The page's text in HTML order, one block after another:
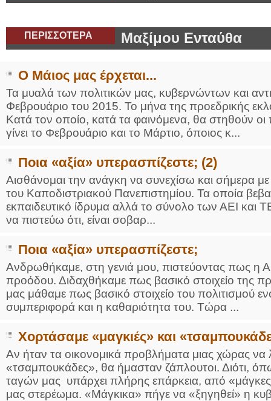
ΠΕΡΙΣΣΟΤΕΡΑ Μαξίμου Ενταύθα
Ο Μάιος μας έρχεται...
Τα μυαλά των πολιτικών μας, κυβερνώντων και
Φεβρουάριο του 2015. Το μήνα της προεδρικής
Κατά τον οποίο, κατά τα φαινόμενα, θα στηθούν
γίνει το Φεβρουάριο και το Μάρτιο, όποιος κ...
Ποια «αξία» υπερασπίζεστε; (2)
Αισθάνομαι την ανάγκη να συνεχίσω και σήμερα με
του Καποδιστριακού Πανεπιστημίου. Τα οποία
εκπαιδευτικό ίδρυμα αλλά το σύνολο των ΑΕΙ και
να πιστεύω ότι, είναι σοβαρ...
Ποια «αξία» υπερασπίζεστε;
Ανδρωθήκαμε, στη γενιά μου, πιστεύοντας πως η
προόδου. Διδαχθήκαμε πως βασικό στοιχείο της
μας μάθαμε πως βασικό στοιχείο του πολιτισμού
συμπεριφορά και η καθαριότητα του. Τώρα ...
Χορτάσαμε «μαγκιές» και
Αν ήταν τα οικονομικά προβλήματα μιας χώρας να
«τσαμπουκάδες», θα ήμασταν ζάπλουτοι. Διότι,
ταγών μας υπάρχει πλήρης επάρκεια, από
μας στερέωμα. «Μάγκικα» πήγε να «ξηγηθεί» η